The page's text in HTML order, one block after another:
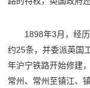
1898年3月，经
约25条，并委派英国
年沪宁铁路开始修建
常州、常州至镇江、